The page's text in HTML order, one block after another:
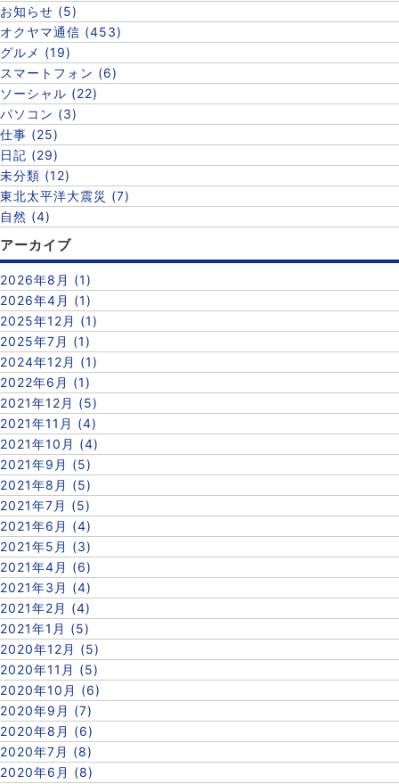
お知らせ (5)
オクヤマ通信 (453)
グルメ (19)
スマートフォン (6)
ソーシャル (22)
パソコン (3)
仕事 (25)
日記 (29)
未分類 (12)
東北太平洋大震災 (7)
自然 (4)
アーカイブ
2026年8月 (1)
2026年4月 (1)
2025年12月 (1)
2025年7月 (1)
2024年12月 (1)
2022年6月 (1)
2021年12月 (5)
2021年11月 (4)
2021年10月 (4)
2021年9月 (5)
2021年8月 (5)
2021年7月 (5)
2021年6月 (4)
2021年5月 (3)
2021年4月 (6)
2021年3月 (4)
2021年2月 (4)
2021年1月 (5)
2020年12月 (5)
2020年11月 (5)
2020年10月 (6)
2020年9月 (7)
2020年8月 (6)
2020年7月 (8)
2020年6月 (8)